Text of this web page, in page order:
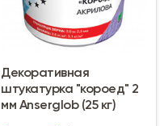
Декоративная
штукатурка "короед" 2
мм Anserglob (25 кг)